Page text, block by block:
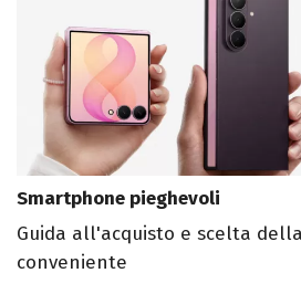
Smartphone pieghevoli
Guida all'acquisto e scelta
conveniente